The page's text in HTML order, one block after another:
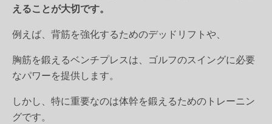
えることが大切です。
例えば、背筋を強化するためのデッドリフトや、
胸筋を鍛えるベンチプレスは、ゴルフのスイングに必要
なパワーを提供します。
しかし、特に重要なのは体幹を鍛えるためのトレーニン
グです。